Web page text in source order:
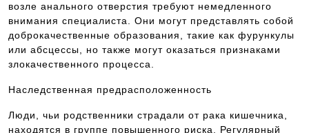
возле анального отверстия требуют немедленного
внимания специалиста. Они могут представлять собой
доброкачественные образования, такие как фурункулы
или абсцессы, но также могут оказаться признаками
злокачественного процесса.
Наследственная предрасположенность
Люди, чьи родственники страдали от рака кишечника,
находятся в группе повышенного риска. Регулярный